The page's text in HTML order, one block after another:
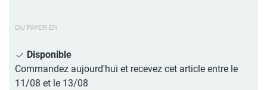
OU PAYER EN
Disponible
Commandez aujourd'hui et recevez cet article entre le
11/08 et le 13/08